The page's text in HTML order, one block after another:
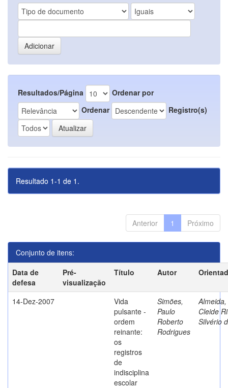
Resultados/Página
Ordenar por
Ordenar
Registro(s)
Resultado 1-1 de 1.
Anterior 1 Próximo
Conjunto de itens:
Data de
defesa
Pré-
visualização
Título Autor
14-Dez-2007
Vida
pulsante -
ordem
reinante:
os
registros
de
indisciplina
escolar
Simões,
Paulo
Roberto
Rodrigues
Almeida,
Cleide
Silvério